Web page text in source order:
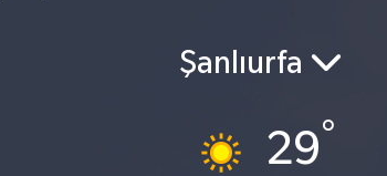
Şanlıurfa
29°